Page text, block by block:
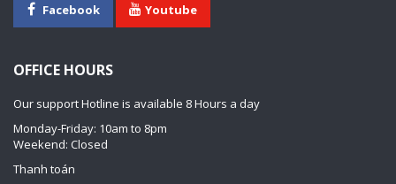
Facebook Youtube
OFFICE HOURS
Our support Hotline is available 8 Hours a day
Monday-Friday: 10am to 8pm
Weekend: Closed
Thanh toán